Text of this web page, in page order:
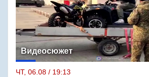
Видеосюжет
ЧТ, 06.08 / 19:13